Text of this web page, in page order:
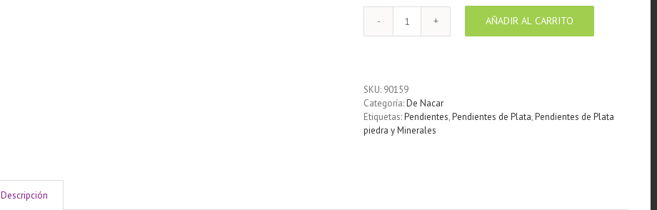
Pendiente
de
Calado
Rombo
con
Diseño
AÑADIR AL CARRITO
SKU: 90159
Categoría:De Nacar
Etiquetas:Pendientes,Pendientes de Plata,Pendientes de Plata
piedra y Minerales
Descripción